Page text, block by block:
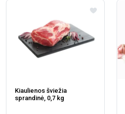
Kiaulienos šviežia
sprandinė, 0,7 kg